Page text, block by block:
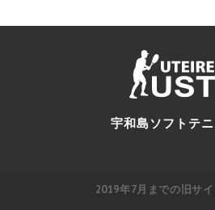
宇和島ソフトテ
2019年7月までの旧サ